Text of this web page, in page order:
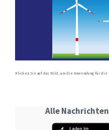
Klicken Sie auf das Bild, um die Anwendung für die
Alle